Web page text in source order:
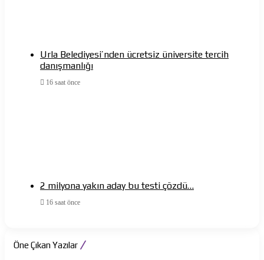
Urla Belediyesi’nden ücretsiz üniversite tercih
danışmanlığı
16 saat önce
2 milyona yakın aday bu testi çözdü…
16 saat önce
Öne Çıkan Yazılar